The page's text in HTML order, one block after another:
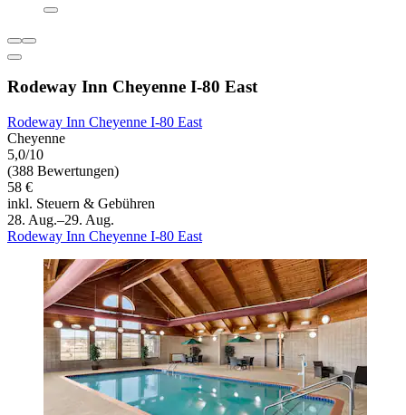
Rodeway Inn Cheyenne I-80 East
Rodeway Inn Cheyenne I-80 East
Cheyenne
5,0/10
(388 Bewertungen)
58 €
inkl. Steuern & Gebühren
28. Aug.–29. Aug.
Rodeway Inn Cheyenne I-80 East